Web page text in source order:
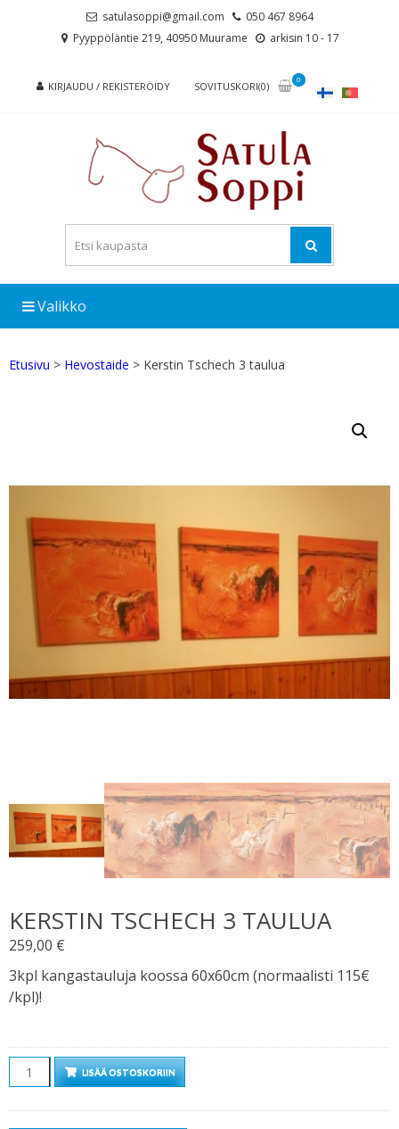
satulasoppi@gmail.com
050 467 8964
Pyyppöläntie 219, 40950 Muurame
arkisin 10 - 17
KIRJAUDU / REKISTERÖIDY SOVITUSKORI(0)
0
Valikko
Etusivu > Hevostaide > Kerstin Tschech 3 taulua
KERSTIN TSCHECH 3 TAULUA
259,00 €
3kpl kangastauluja koossa 60x60cm (normaalisti 115€
/kpl)!
Määrä LISÄÄ OSTOSKORIIN